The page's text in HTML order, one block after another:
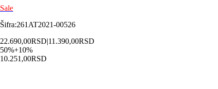
Sale
Šifra:261AT2021-00526
22.690,00RSD|11.390,00RSD
50%+10%
10.251,00RSD